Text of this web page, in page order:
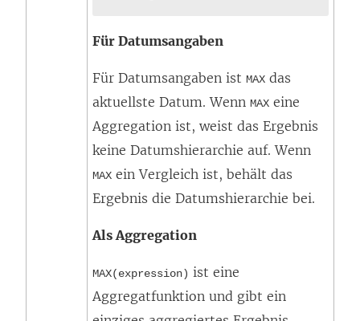
Für Datumsangaben
Für Datumsangaben ist MAX das
aktuellste Datum. Wenn MAX eine
Aggregation ist, weist das Ergebnis
keine Datumshierarchie auf. Wenn
MAX ein Vergleich ist, behält das
Ergebnis die Datumshierarchie bei.
Als Aggregation
MAX(expression) ist eine
Aggregatfunktion und gibt ein